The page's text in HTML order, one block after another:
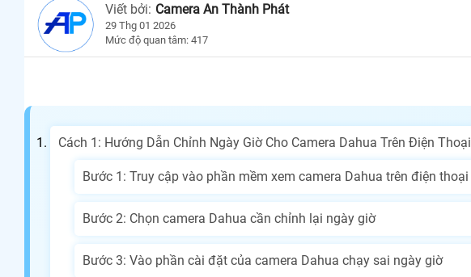
Viết bởi: Camera An Thành Phát
29 Thg 01 2026
Mức độ quan tâm: 417
Cách 1: Hướng Dẫn Chỉnh Ngày Giờ Cho Camera Dahua Trên Điện Thoại
Bước 1: Truy cập vào phần mềm xem camera Dahua trên điện thoại
Bước 2: Chọn camera Dahua cần chỉnh lại ngày giờ
Bước 3: Vào phần cài đặt của camera Dahua chạy sai ngày giờ